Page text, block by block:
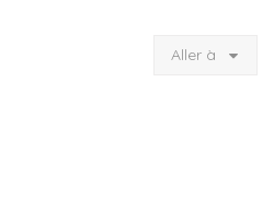
Aller à